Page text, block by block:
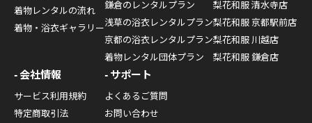
着物レンタルの流れ
着物・浴衣ギャラリー
鎌倉のレンタルプラン
浅草の浴衣レンタルプラン
京都の浴衣レンタルプラン
着物レンタル団体プラン
梨花和服 清水寺店
梨花和服 京都駅前店
梨花和服 川越店
梨花和服 鎌倉店
会社情報
サービス利用規約
特定商取引法
サポート
よくあるご質問
お問い合わせ